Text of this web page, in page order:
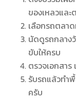
ของเหลวและ
เลือกรถตลา
นัดดูรถกลาง
ขับให้ครบ
ตรวจเอกสาร
รับรถแล้วทำ
ครับ